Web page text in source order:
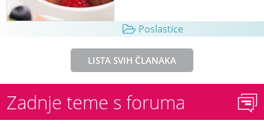
Poslastice
LISTA SVIH ČLANAKA
Zadnje teme s foruma